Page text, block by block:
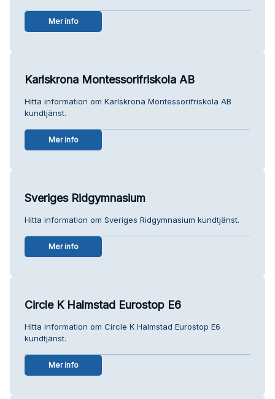
Mer info
Karlskrona Montessorifriskola AB
Hitta information om Karlskrona Montessorifriskola AB
kundtjänst.
Mer info
Sveriges Ridgymnasium
Hitta information om Sveriges Ridgymnasium kundtjänst.
Mer info
Circle K Halmstad Eurostop E6
Hitta information om Circle K Halmstad Eurostop E6
kundtjänst.
Mer info